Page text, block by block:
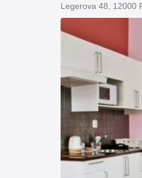
Legerova 48, 12000